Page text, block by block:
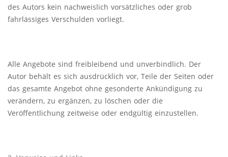
des Autors kein nachweislich vorsätzliches oder grob
fahrlässiges Verschulden vorliegt.
Alle Angebote sind freibleibend und unverbindlich. Der
Autor behält es sich ausdrücklich vor, Teile der Seiten oder
das gesamte Angebot ohne gesonderte Ankündigung zu
verändern, zu ergänzen, zu löschen oder die
Veröffentlichung zeitweise oder endgültig einzustellen.